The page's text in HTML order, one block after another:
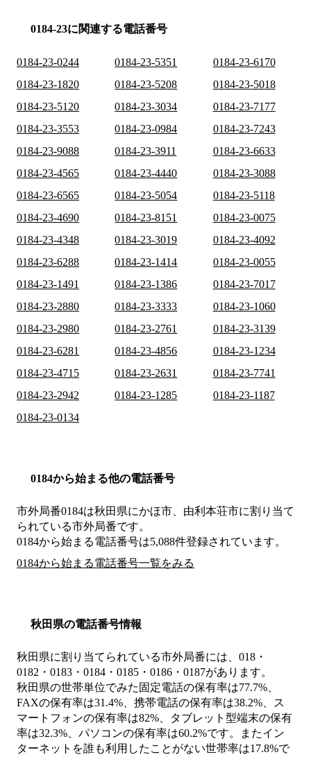
0184-23に関連する電話番号
0184-23-0244 0184-23-5351
0184-23-6170
0184-23-1820
0184-23-5208
0184-23-5018
0184-23-5120
0184-23-3034
0184-23-7177
0184-23-3553
0184-23-0984
0184-23-7243
0184-23-9088
0184-23-3911
0184-23-6633
0184-23-4565
0184-23-4440
0184-23-3088
0184-23-6565
0184-23-5054
0184-23-5118
0184-23-4690
0184-23-8151
0184-23-0075
0184-23-4348
0184-23-3019
0184-23-4092
0184-23-6288
0184-23-1414
0184-23-0055
0184-23-1491
0184-23-1386
0184-23-7017
0184-23-2880
0184-23-3333
0184-23-1060
0184-23-2980
0184-23-2761
0184-23-3139
0184-23-6281
0184-23-4856
0184-23-1234
0184-23-4715
0184-23-2631
0184-23-7741
0184-23-2942
0184-23-1285
0184-23-1187
0184-23-0134
0184から始まる他の電話番号
市外局番0184は秋田県にかほ市、由利本荘市に割り当て
られている市外局番です。
0184から始まる電話番号は5,088件登録されています。
0184から始まる電話番号一覧をみる
秋田県の電話番号情報
秋田県に割り当てられている市外局番には、018・
0182・0183・0184・0185・0186・0187があります。
秋田県の世帯単位でみた固定電話の保有率は77.7%、
FAXの保有率は31.4%、携帯電話の保有率は38.2%、ス
マートフォンの保有率は82%、タブレット型端末の保有
率は32.3%、パソコンの保有率は60.2%です。またイン
ターネットを誰も利用したことがない世帯率は17.8%で